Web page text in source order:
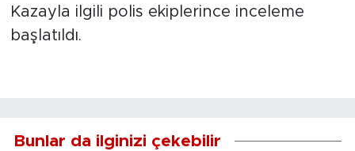
Kazayla ilgili polis ekiplerince inceleme
başlatıldı.
Bunlar da ilginizi çekebilir